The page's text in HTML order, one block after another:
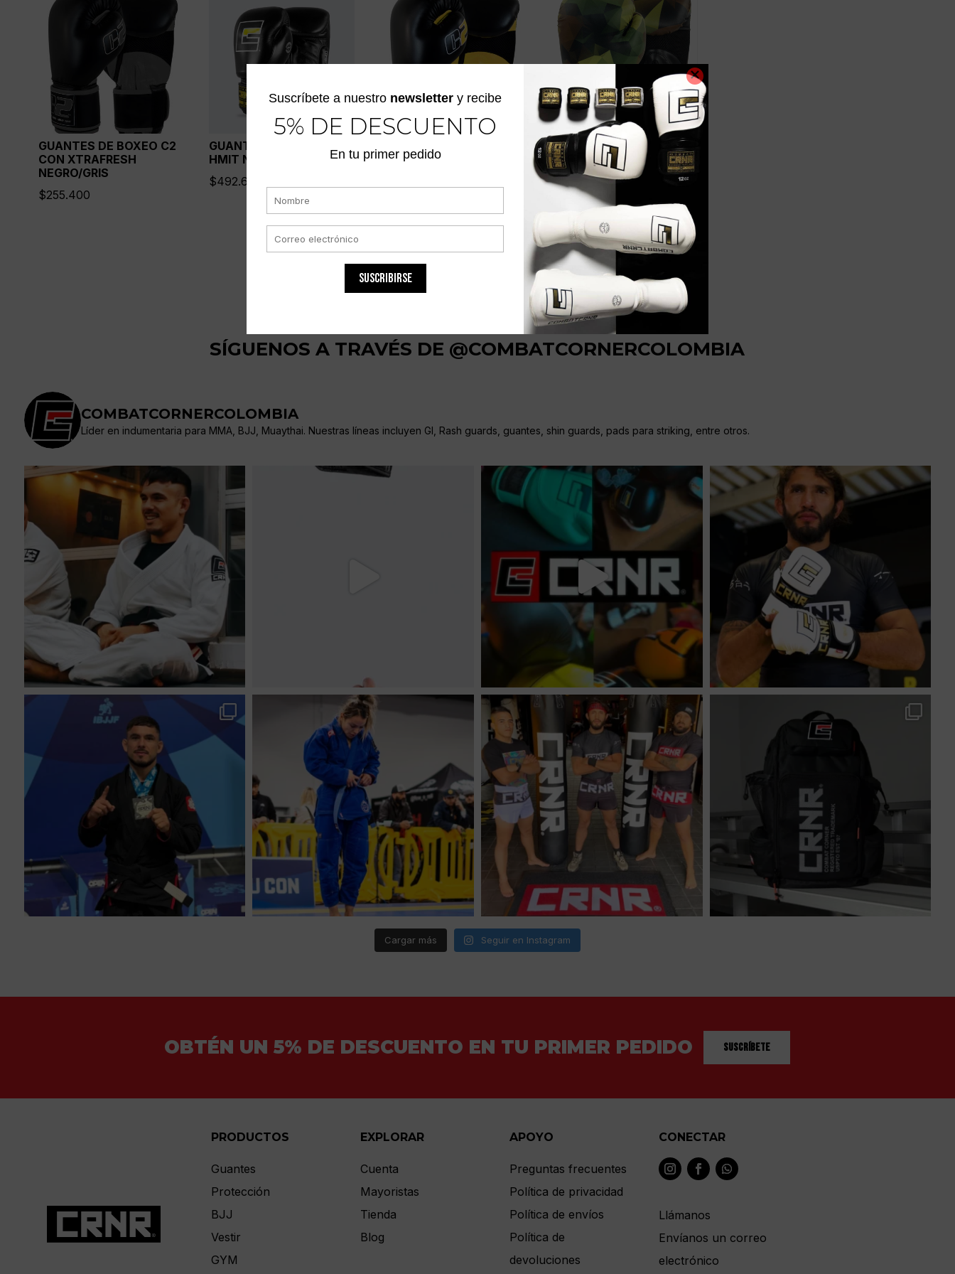
GUANTES DE BOXEO C2
CON XTRAFRESH
NEGRO/GRIS
$255.400
GUANTES DE BOXEO
HMIT NEGROS
$492.600
CON XTRAFRESH
GUANTES POLY CAMO
$290.700
SÍGUENOS A TRAVÉS DE @COMBATCORNERCOLOMBIA
COMBATCORNERCOLOMBIA
Líder en indumentaria para MMA, BJJ, Muaythai. Nuestras líneas incluyen GI, Rash guards, guantes, shin guards, pads para striking, entre otros.
Cargar más Seguir en Instagram
OBTÉN UN 5% DE DESCUENTO EN TU PRIMER PEDIDO Suscríbete
PRODUCTOS
Guantes
Protección
BJJ
Vestir
GYM
EXPLORAR
Cuenta
Mayoristas
Tienda
Blog
APOYO
Preguntas frecuentes
Política de privacidad
Política de envíos
Política de
devoluciones
CONECTAR
Llámanos
Envíanos un correo
electrónico
Suscríbete a nuestro newsletter y recibe
5% DE DESCUENTO
En tu primer pedido
SUSCRIBIRSE